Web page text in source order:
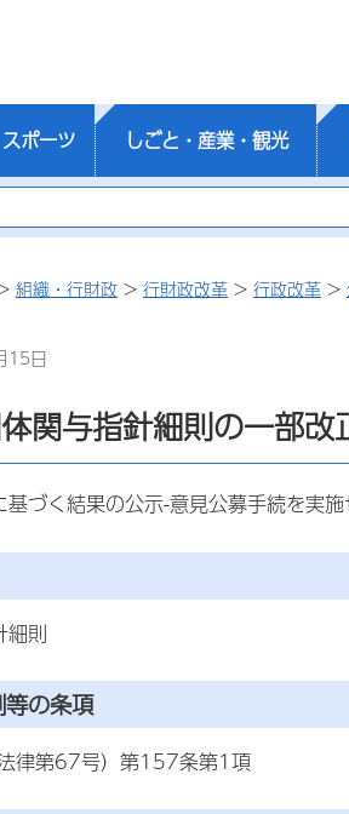
ポーツ しごと・産業・観光
組織・行財政 > 行財政改革 > 行政改革 >
15日
関与指針細則の一部改
基づく結果の公示-意見公募手続を実施
細則
の条項
律第67号）第157条第1項